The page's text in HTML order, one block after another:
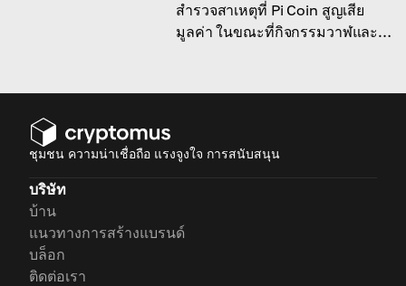
สำรวจสาเหตุที่ Pi Coin สูญเสีย
มูลค่า ในขณะที่กิจกรรมวาฬและ
ชุมชน ความน่าเชื่อถือ แรงจูงใจ การสนับสนุน
บริษัท
บ้าน
แนวทางการสร้างแบรนด์
บล็อก
ติดต่อเรา